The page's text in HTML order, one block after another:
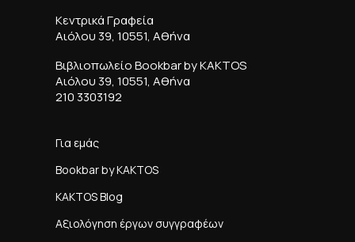
Κεντρικά Γραφεία
Αιόλου 39, 10551, Αθήνα
Βιβλιοπωλείο Bookbar by KAKTOS
Αιόλου 39, 10551, Αθήνα
210 3303192
Για εμάς
Bookbar by KAKTOS
KAKTOS Blog
Αξιολόγηση έργων συγγραφέων